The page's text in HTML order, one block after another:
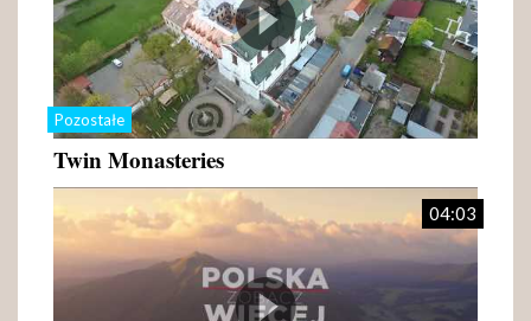
Pozostałe
Twin Monasteries
04:03